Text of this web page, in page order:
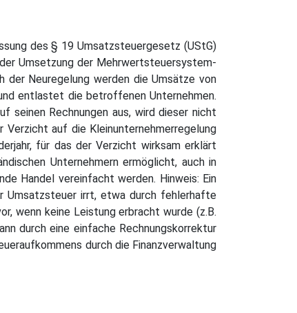
des § 19 Umsatzsteuergesetz (UStG)
Umsetzung der Mehrwertsteuersystem-
der Neuregelung werden die Umsätze von
entlastet die betroffenen Unternehmen.
seinen Rechnungen aus, wird dieser nicht
auf die Kleinunternehmerregelung
für das der Verzicht wirksam erklärt
Unternehmern ermöglicht, auch in
Handel vereinfacht werden. Hinweis: Ein
Umsatzsteuer irrt, etwa durch fehlerhafte
wenn keine Leistung erbracht wurde (z.B.
durch eine einfache Rechnungskorrektur
durch die Finanzverwaltung